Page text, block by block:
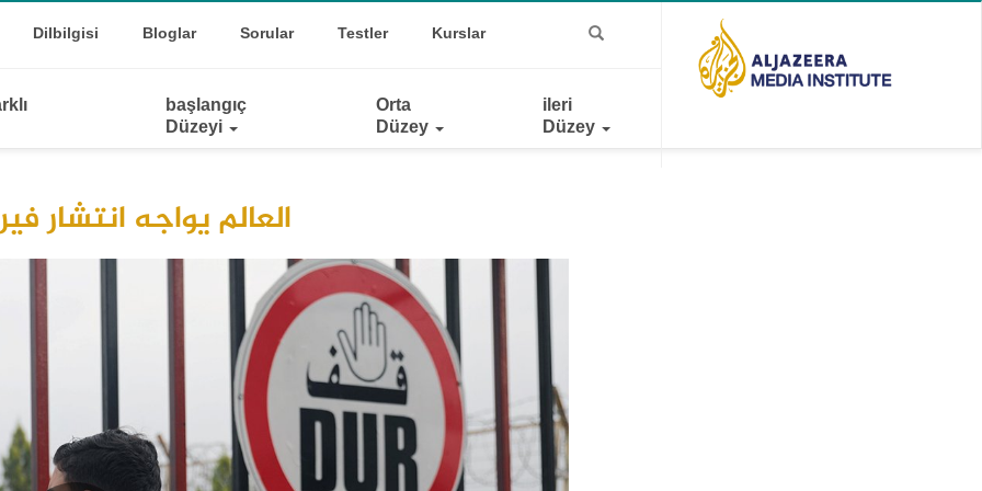
Dropdown
Top
Dilbilgisi Bloglar Sorular Testler Kurslar
başlangıç
Düzeyi
Orta
Düzey
ileri
Düzey
العالم يواجه انتشار